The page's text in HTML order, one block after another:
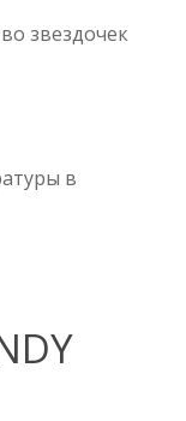
звездочек
в